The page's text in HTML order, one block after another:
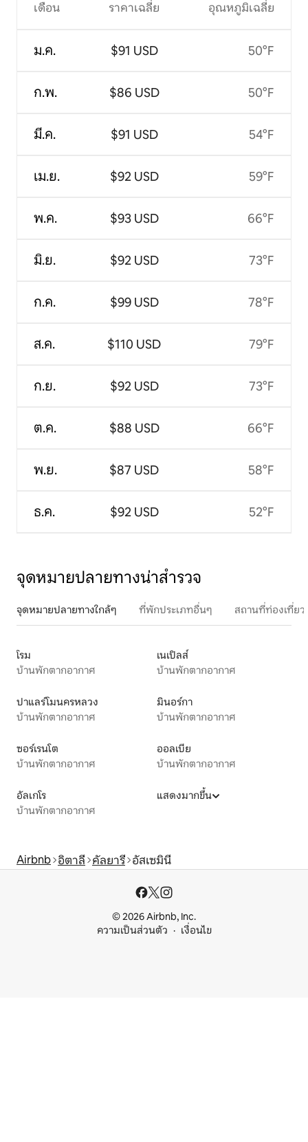
เดือน
ม.ค.
ก.พ.
มี.ค.
เม.ย.
พ.ค.
มิ.ย.
ก.ค.
ส.ค.
ก.ย.
ต.ค.
พ.ย.
ธ.ค.
ราคาเฉลี่ย
$91 USD
$86 USD
$91 USD
$92 USD
$93 USD
$92 USD
$99 USD
$110 USD
$92 USD
$88 USD
$87 USD
$92 USD
อุณหภูมิเฉลี่ย
50°F
50°F
54°F
59°F
66°F
73°F
78°F
79°F
73°F
66°F
58°F
52°F
จุดหมายปลายทางน่าสำรวจ
จุดหมายปลายทางใกล้ๆ ที่พักประเภทอื่นๆ สถานที่ท่องเที่ย
โรม
บ้านพักตากอากาศ
เนเปิลส์
บ้านพักตากอากาศ
ปาแลร์โมนครหลวง
บ้านพักตากอากาศ
มินอร์กา
บ้านพักตากอากาศ
ซอร์เรนโต
บ้านพักตากอากาศ
ออลเบีย
บ้านพักตากอากาศ
อัลเกโร
บ้านพักตากอากาศ
แสดงมากขึ้น
Airbnb อิตาลี คัลยารี อัสเซมินี
© 2026 Airbnb, Inc.
ความเป็นส่วนตัว
เงื่อนไข